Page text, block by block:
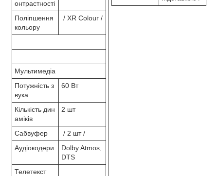
онтрастності
Поліпшення
кольору
/ XR Colour /
Мультимедіа
Потужність з
вука
60 Вт
Кількість дин
аміків
2 шт
Сабвуфер
/ 2 шт /
Аудіокодери
Dolby Atmos,
DTS
Телетекст